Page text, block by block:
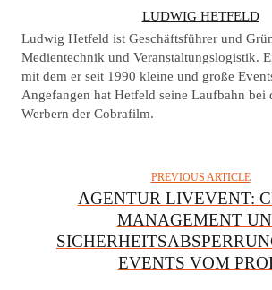
U
T
H
O
R
LUDWIG HETFELD
Ludwig Hetfeld ist Geschäftsführer und
Medientechnik und Veranstaltungslogistik.
mit dem er seit 1990 kleine und große
Angefangen hat Hetfeld seine Laufbahn bei
Werbern der Cobrafilm.
PREVIOUS ARTICLE
AGENTUR LIVEVENT:
MANAGEMENT
EVENTS VOM